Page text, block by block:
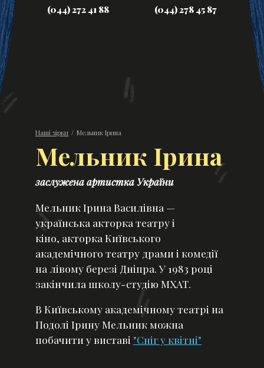
(044) 272 41 88
(044) 278 45 87
Наші зірки / Мельник Ірина
Мельник Ірина
заслужена артистка України
Мельник Ірина Василівна —
українська акторка театру і
кіно, акторка Київського
академічного театру драми і комедії
на лівому березі Дніпра. У 1983 році
закінчила школу-студію МХАТ.
В Київському академічному театрі на
Подолі Ірину Мельник можна
побачити у виставі "Сніг у квітні"